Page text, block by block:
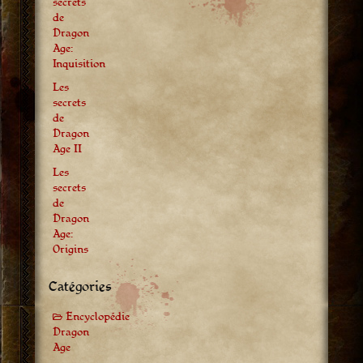
de
Dragon
Age:
Inquisition
Les
secrets
de
Dragon
Age II
Les
secrets
de
Dragon
Age:
Origins
Catégories
Encyclopédie
Dragon
Age